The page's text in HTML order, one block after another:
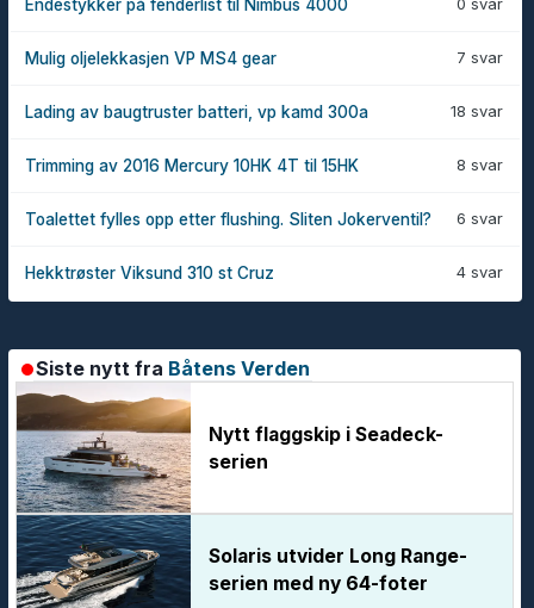
0 svar
Endestykker på fenderlist til Nimbus 4000
7 svar
Mulig oljelekkasjen VP MS4 gear
18 svar
Lading av baugtruster batteri, vp kamd 300a
8 svar
Trimming av 2016 Mercury 10HK 4T til 15HK
6 svar
Toalettet fylles opp etter flushing. Sliten Jokerventil?
4 svar
Hekktrøster Viksund 310 st Cruz
Siste nytt fra Båtens Verden
Nytt flaggskip i Seadeck-
serien
Solaris utvider Long Range-
serien med ny 64-foter